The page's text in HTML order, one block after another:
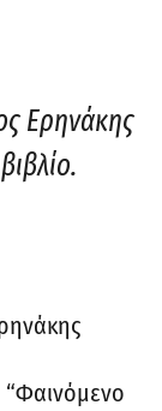
Ερηνάκης